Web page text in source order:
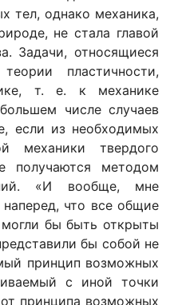
тел, однако механика,
не стала главой
Задачи, относящиеся
пластичности,
т. е. к механике
числе случаев
если из необходимых
механики твердого
получаются методом
«И вообще, мне
что все общие
бы быть открыты
бы собой не
принцип возможных
с иной точки
принципа возможных